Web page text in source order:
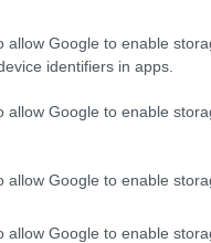
allow Google to enable
identifiers in apps.
allow Google to enable
allow Google to enable
allow Google to enable